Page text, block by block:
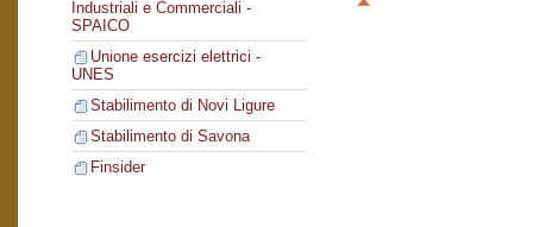
Industriali e Commerciali -
SPAICO
Unione esercizi elettrici -
UNES
Stabilimento di Novi Ligure
Stabilimento di Savona
Finsider